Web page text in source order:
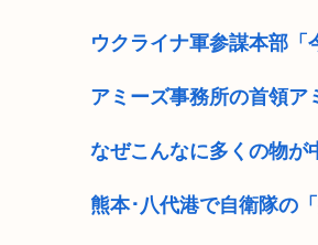
ウクライナ軍参謀本部
アミーズ事務所の首領ア
なぜこんなに多くの物が
熊本･八代港で自衛隊の